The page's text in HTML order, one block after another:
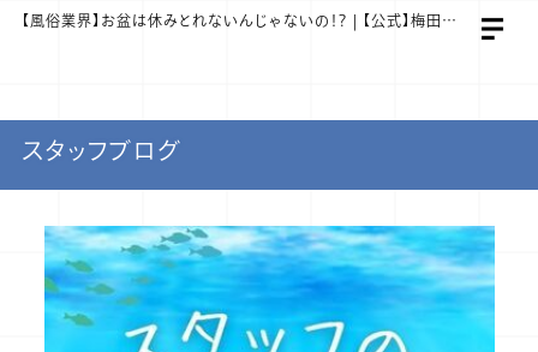
【風俗業界】お盆は休みとれないんじゃないの！？ | 【公式】梅田ゴールデン倶楽部 スタッフ求人サイト
スタッフブログ